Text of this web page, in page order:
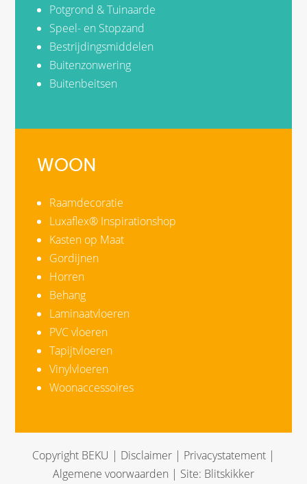
Potgrond & Tuinaarde
Speel- en Stopzand
Bestrijdingsmiddelen
Buitenzonwering
Buitenbeitsen
WOON
Raamdecoratie
Luxaflex® Inspirationshop
Kasten op Maat
Gordijnen
Horren
Behang
Laminaatvloeren
PVC vloeren
Tapijtvloeren
Vinylvloeren
Woonaccessoires
Copyright BEKU | Disclaimer | Privacystatement |
Algemene voorwaarden | Site: Blitskikker